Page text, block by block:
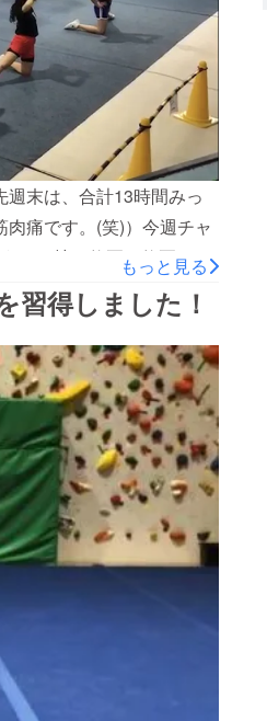
末は、合計13時間みっ
痛です。(笑)）今週チャ
トス技の修正。修正とい
宙返りをし、開いて横に
したものの安定しない状
にとっては一番怖いチア
手のお手本となる動画を
た。意識する点を少しず
し自信がついた日でした！
を想定したスプリングが
合をしますが、クラブ
のような跳ねるマットで
れるため）この日はご縁
いタンブリング技を練習
大会出発まで残り40
す！最後まで、ご支援の
もっと見る
習得しました！